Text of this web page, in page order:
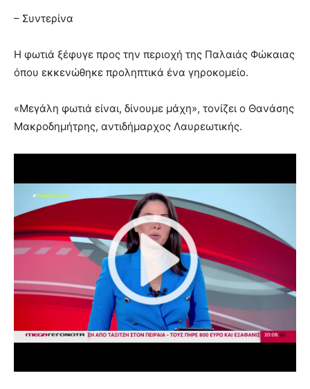
– Συντερίνα
Η φωτιά ξέφυγε προς την περιοχή της Παλαιάς Φώκαιας
όπου εκκενώθηκε προληπτικά ένα γηροκομείο.
«Μεγάλη φωτιά είναι, δίνουμε μάχη», τονίζει ο Θανάσης
Μακροδημήτρης, αντιδήμαρχος Λαυρεωτικής.